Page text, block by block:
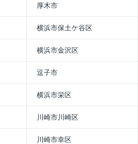
厚木市
横浜市保土ケ谷区
横浜市金沢区
逗子市
横浜市栄区
川崎市川崎区
川崎市幸区